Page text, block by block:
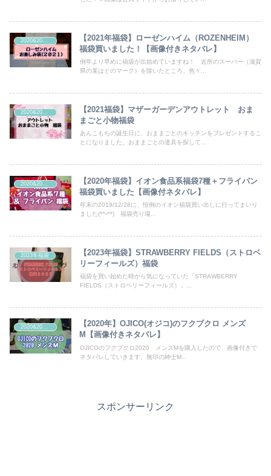
【2021年福袋】ローゼンハイム（ROZENHEIM）
福袋買いました！【画像付きネタバレ】
例年より早めに福袋が出始めていますね！ 近所のスーパー（滋賀
県の某はとのマーク）を除いたところ、色々...
【2021福袋】マザーガーデンアウトレット おま
まごと小物福袋
あんこもちの誕生日に、おままごとのキッチンをプレゼントするこ
とになりました。おままごとの道具を探して...
【2020年福袋】イオン食品系福袋7種＋フライパン
福袋買いました【画像付ネタバレ】
年末の2019/12/28に、恒例のイオン福袋買い出しに行ってまいり
ました(*^-^*) 福袋売り場...
2023年福袋
【2023年福袋】STRAWBERRY FIELDS（ストロベ
リーフィールズ）福袋
福袋を買い始めた時から気になっていた「STRAWBERRY
FIELDS（ストロベリーフィールズ）」...
【2020年】OJICO(オジコ)のフクブクロ メンズ
M【画像付きネタバレ】
OJICOのフクブクロ2020 メンズMを購入したので、画像付きで
ネタバレしていきます。無印の紳士M...
スポンサーリンク